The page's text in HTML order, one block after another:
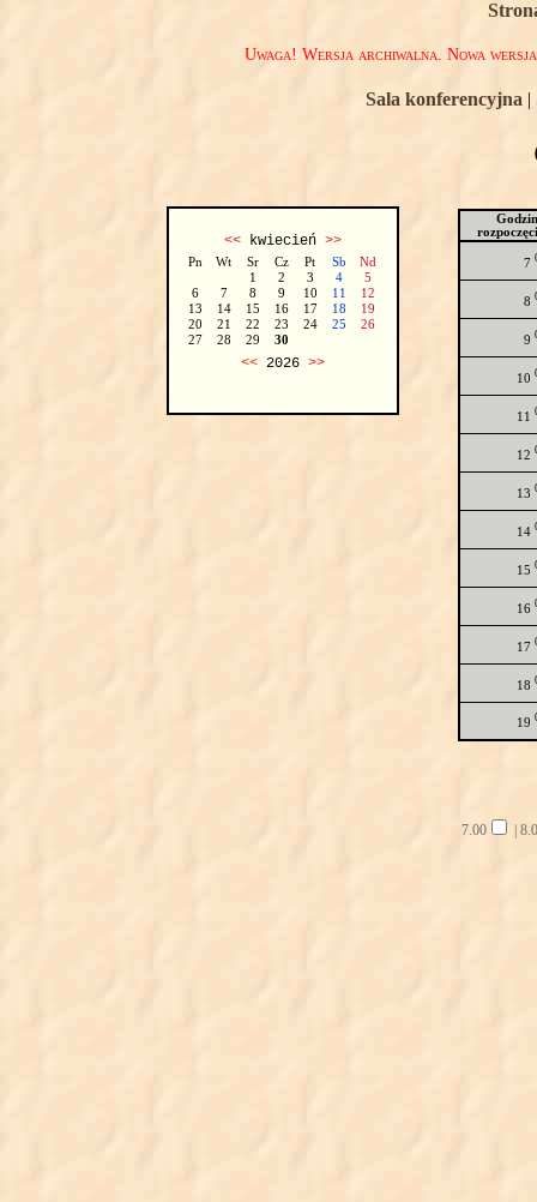
Uwaga! Wersja archiwalna. Nowa
Sala konferencyjna |
<<kwiecień >>
Pn Wt Sr Cz Pt Sb
Nd
1
2 3 4
5
6
7 8 9 10 11
12
13
14 15 16 17 18
19
20
21 22 23 24 25
26
27
28 29 30
<<2026 >>
7
8
9
10
11
12
13
14
15
16
17
18
19
7.00